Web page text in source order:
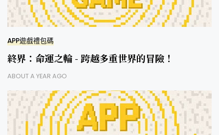
APP遊戲禮包碼
終界：命運之輪 - 跨越多重世界的冒險！
ABOUT A YEAR AGO